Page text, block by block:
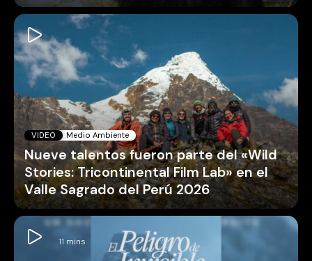
VIDEO Medio Ambiente
Nueve talentos fueron parte del «Wild
Stories: Tricontinental Film Lab» en el
Valle Sagrado del Perú 2026